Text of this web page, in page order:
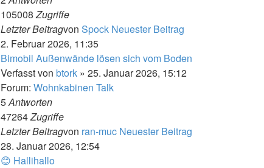
105008Zugriffe
Letzter Beitragvon Spock Neuester Beitrag
2. Februar 2026, 11:35
Bimobil Außenwände lösen sich vom Boden
Verfasst von btork » 25. Januar 2026, 15:12
Forum: Wohnkabinen Talk
5Antworten
47264Zugriffe
Letzter Beitragvon ran-muc Neuester Beitrag
28. Januar 2026, 12:54
😊 Hallihallo